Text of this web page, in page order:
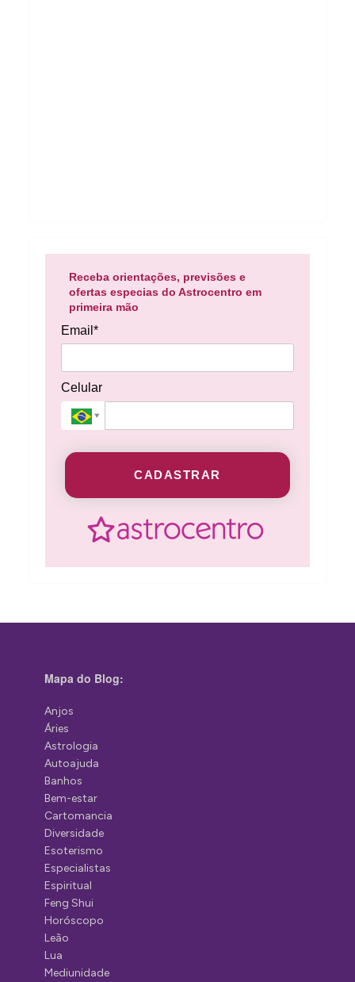
Receba orientações, previsões e
ofertas especias do Astrocentro em
primeira mão
Email*
Celular
CADASTRAR
Mapa do Blog:
Anjos
Áries
Astrologia
Autoajuda
Banhos
Bem-estar
Cartomancia
Diversidade
Esoterismo
Especialistas
Espiritual
Feng Shui
Horóscopo
Leão
Lua
Mediunidade